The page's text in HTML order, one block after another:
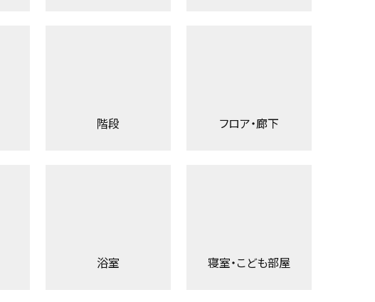
階段 フロア・廊下
浴室 寝室・こども部屋